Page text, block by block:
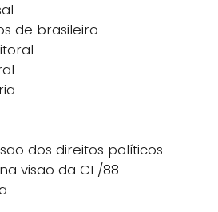
de brasileiro
dos direitos políticos
visão da CF/88